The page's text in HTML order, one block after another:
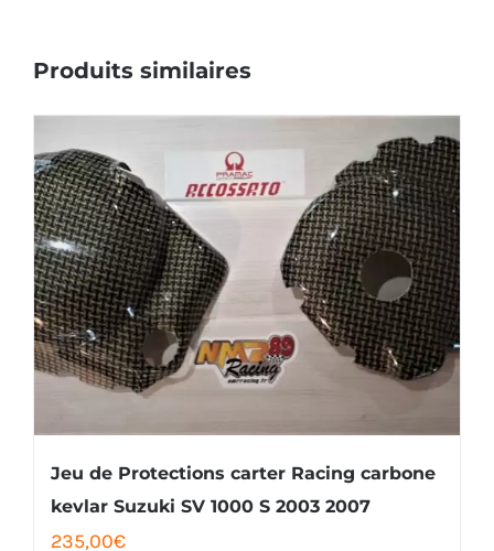
Produits similaires
Jeu de Protections carter Racing carbone
kevlar Suzuki SV 1000 S 2003 2007
235,00€